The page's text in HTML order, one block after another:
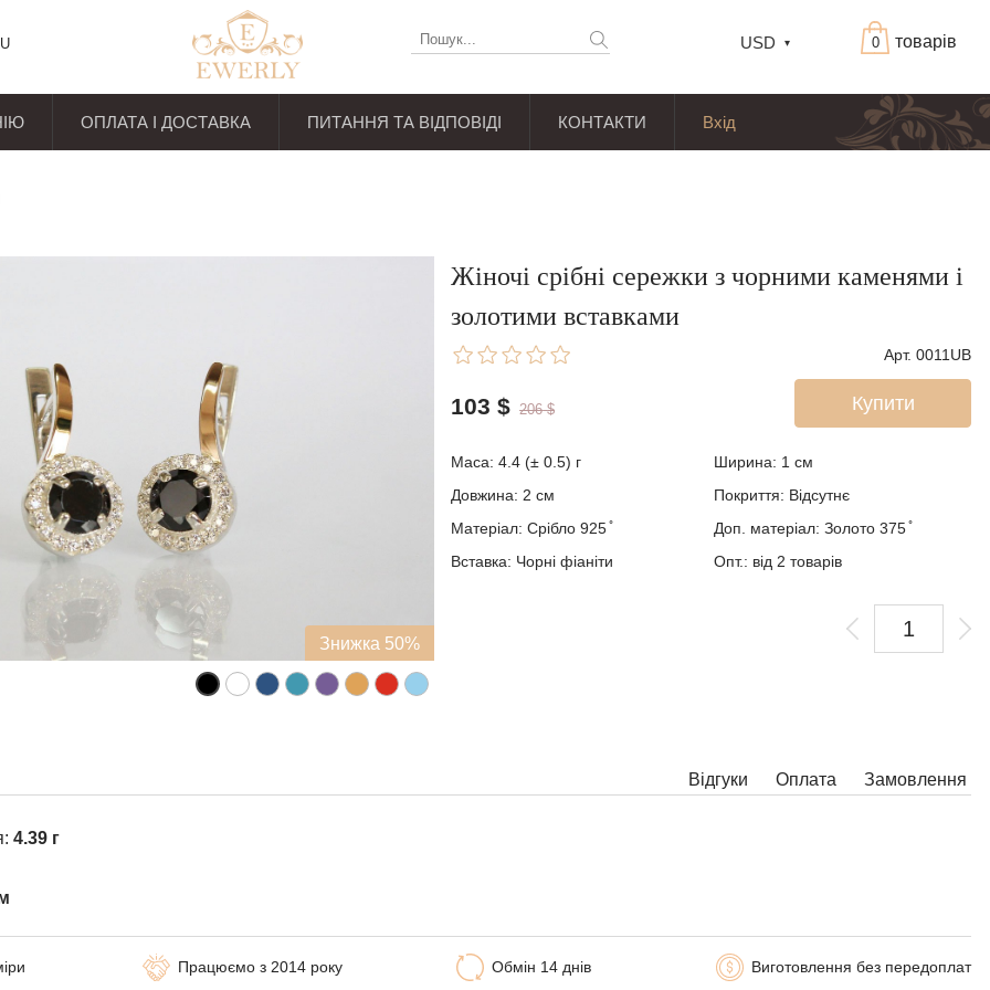
товарів
0
USD
ОПЛАТА І ДОСТАВКА ПИТАННЯ ТА ВІДПОВІДІ КОНТАКТИ Вхід
Знижка 50%
Жіночі срібні сережки з чорними каменями і
золотими вставками
Арт. 0011UB
Купити
103 $ 206 $
Маса: 4.4 (± 0.5) г Ширина: 1см
Довжина: 2 см
Покриття: Відсутнє
Матеріал: Срібло 925 ̊
Доп. матеріал: Золото 375 ̊
Вставка: Чорні фіаніти
Опт.: від 2 товарів
Відгуки Замовлення
Оплата
4.39 г
Обмін 14 днів Виготовлення без передоплат
Працюємо з 2014 року